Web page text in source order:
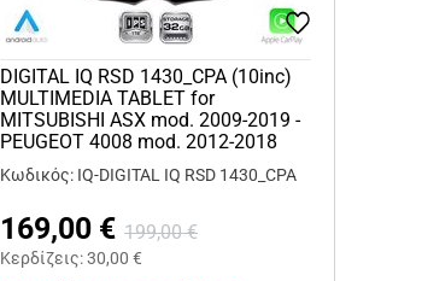
DIGITAL IQ RSD 1430_CPA (10inc)
MULTIMEDIA TABLET for
MITSUBISHI ASX mod. 2009-2019 -
PEUGEOT 4008 mod. 2012-2018
Κωδικός: IQ-DIGITAL IQ RSD 1430_CPA
169,00 € 199,00 €
Κερδίζεις:30,00 €